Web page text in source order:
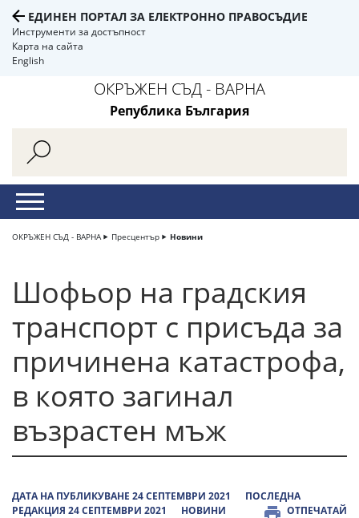
ЕДИНЕН ПОРТАЛ ЗА ЕЛЕКТРОННО ПРАВОСЪДИЕ
Инструменти за достъпност
Карта на сайта
English
ОКРЪЖЕН СЪД - ВАРНА
Република България
ОКРЪЖЕН СЪД - ВАРНА Пресцентър Новини
Шофьор на градския
транспорт с присъда за
причинена катастрофа,
в която загинал
възрастен мъж
ДАТА НА ПУБЛИКУВАНЕ 24 СЕПТЕМВРИ 2021
ПОСЛЕДНА
РЕДАКЦИЯ 24 СЕПТЕМВРИ 2021
НОВИНИ ОТПЕЧАТАЙ